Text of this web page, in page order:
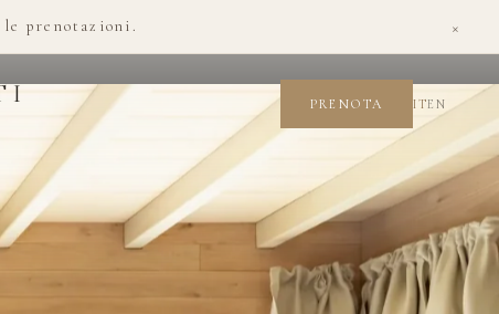
prenotazioni. ×
PRENOTA ITEN